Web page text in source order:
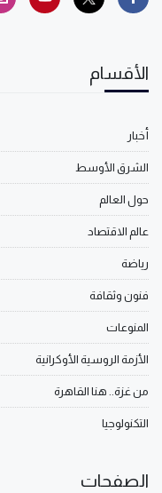
الأقسام
أخبار
الشرق الأوسط
حول العالم
عالم الاقتصاد
رياضة
فنون وثقافة
المنوعات
الأزمة الروسية الأوكرانية
من غزة.. هنا القاهرة
التكنولوجيا
الصفحات